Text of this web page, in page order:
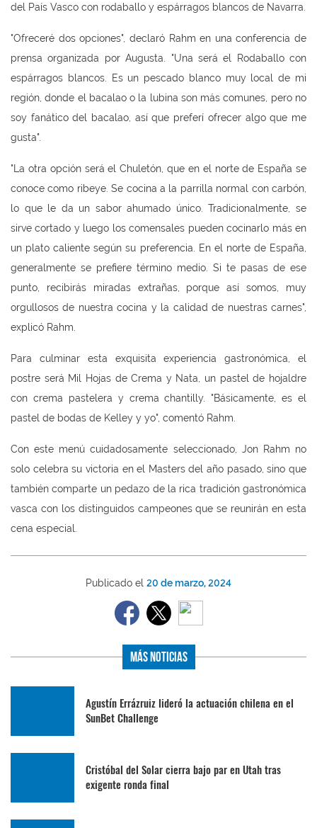
del País Vasco con rodaballo y espárragos blancos de Navarra.
"Ofreceré dos opciones", declaró Rahm en una conferencia de
prensa organizada por Augusta. "Una será el Rodaballo con
espárragos blancos. Es un pescado blanco muy local de mi
región, donde el bacalao o la lubina son más comunes, pero no
soy fanático del bacalao, así que preferí ofrecer algo que me
gusta".
"La otra opción será el Chuletón, que en el norte de España se
conoce como ribeye. Se cocina a la parrilla normal con carbón,
lo que le da un sabor ahumado único. Tradicionalmente, se
sirve cortado y luego los comensales pueden cocinarlo más en
un plato caliente según su preferencia. En el norte de España,
generalmente se prefiere término medio. Si te pasas de ese
punto, recibirás miradas extrañas, porque así somos, muy
orgullosos de nuestra cocina y la calidad de nuestras carnes",
explicó Rahm.
Para culminar esta exquisita experiencia gastronómica, el
postre será Mil Hojas de Crema y Nata, un pastel de hojaldre
con crema pastelera y crema chantilly. "Básicamente, es el
pastel de bodas de Kelley y yo", comentó Rahm.
Con este menú cuidadosamente seleccionado, Jon Rahm no
solo celebra su victoria en el Masters del año pasado, sino que
también comparte un pedazo de la rica tradición gastronómica
vasca con los distinguidos campeones que se reunirán en esta
cena especial.
Publicado el 20 de marzo, 2024
Más Noticias
Agustín Errázruiz lideró la actuación chilena en el
SunBet Challenge
Cristóbal del Solar cierra bajo par en Utah tras
exigente ronda final